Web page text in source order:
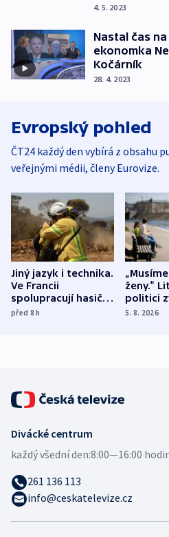
4. 5. 2023
Nastal čas
ekonomka
Kočárník
28. 4. 2023
Evropský pohled
ČT24 každý den vybírá z obsahu
veřejnými médii, členy Eurovize.
Jiný jazyk i technika.
Ve Francii
spolupracují hasiči z
různých zemí
před 8h
ženy.“
politici
dohodu o
5. 8. 2026
Divácké centrum
každý všední den:8:00—16:00
261 136 113
info@ceskatelevize.cz